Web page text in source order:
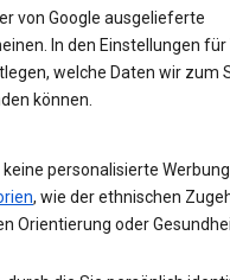
von Google ausgelieferte
In den Einstellungen für
welche Daten wir zum
können.
keine personalisierte
, wie der ethnischen
Orientierung oder